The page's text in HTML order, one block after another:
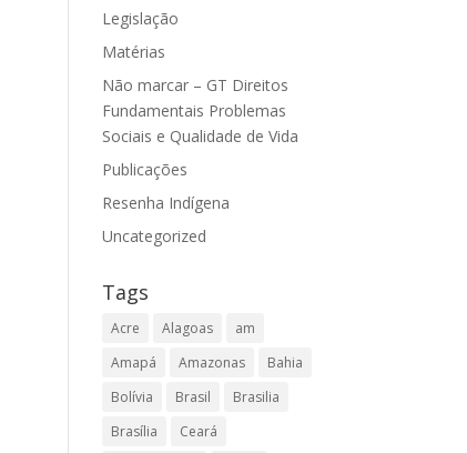
Legislação
Matérias
Não marcar – GT Direitos
Fundamentais Problemas
Sociais e Qualidade de Vida
Publicações
Resenha Indígena
Uncategorized
Tags
Acre Alagoas
am
Amapá
Amazonas
Bahia
Bolívia
Brasil
Brasilia
Brasília
Ceará